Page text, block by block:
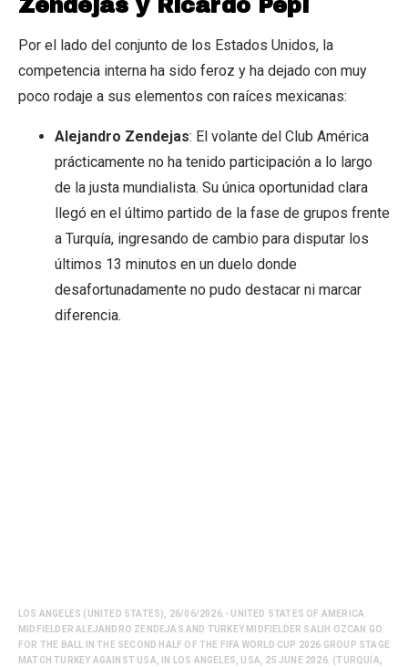
Zendejas y Ricardo Pepi
Por el lado del conjunto de los Estados Unidos, la
competencia interna ha sido feroz y ha dejado con muy
poco rodaje a sus elementos con raíces mexicanas:
Alejandro Zendejas: El volante del Club América
prácticamente no ha tenido participación a lo largo
de la justa mundialista. Su única oportunidad clara
llegó en el último partido de la fase de grupos frente
a Turquía, ingresando de cambio para disputar los
últimos 13 minutos en un duelo donde
desafortunadamente no pudo destacar ni marcar
diferencia.
LOS ANGELES (UNITED STATES), 26/06/2026.- UNITED STATES OF AMERICA
MIDFIELDER ALEJANDRO ZENDEJAS AND TURKEY MIDFIELDER SALIH OZCAN GO
FOR THE BALL IN THE SECOND HALF OF THE FIFA WORLD CUP 2026 GROUP STAGE
MATCH TURKEY AGAINST USA, IN LOS ANGELES, USA, 25 JUNE 2026. (TURQUÍA,